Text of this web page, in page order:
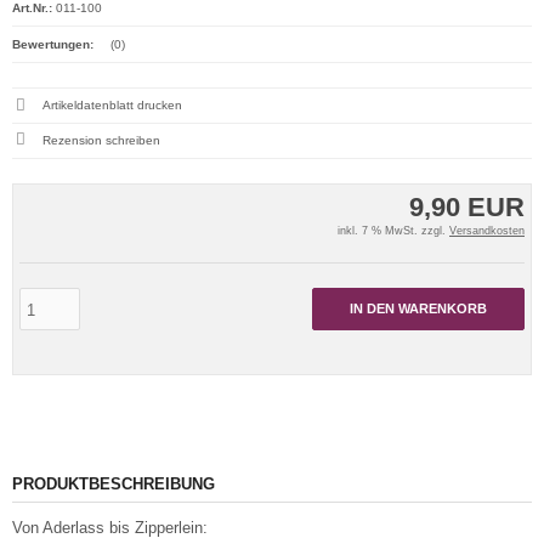
9,90 EUR
inkl. 7 % MwSt. zzgl. Versandkosten
IN DEN WARENKORB
Art.Nr.: 011-100
Bewertungen: (0)
Artikeldatenblatt drucken
Rezension schreiben
PRODUKTBESCHREIBUNG
Von Aderlass bis Zipperlein: